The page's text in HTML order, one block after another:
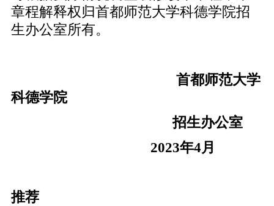
章程解释权归首都师范大学科德学院招
生办公室所有。
首都师范大学
科德学院
招生办公室
2023年4月
推荐